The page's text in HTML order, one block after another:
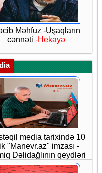
Məhfuz -Uşaqların
cənnəti -Hekayə
media tarixində 10
"Manevr.az" imzası -
Dəlidağlının qeydləri